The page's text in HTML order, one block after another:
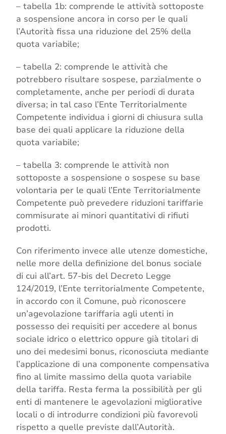
– tabella 1b: comprende le attività sottoposte
a sospensione ancora in corso per le quali
l’Autorità fissa una riduzione del 25% della
quota variabile;
– tabella 2: comprende le attività che
potrebbero risultare sospese, parzialmente o
completamente, anche per periodi di durata
diversa; in tal caso l’Ente Territorialmente
Competente individua i giorni di chiusura sulla
base dei quali applicare la riduzione della
quota variabile;
– tabella 3: comprende le attività non
sottoposte a sospensione o sospese su base
volontaria per le quali l’Ente Territorialmente
Competente può prevedere riduzioni tariffarie
commisurate ai minori quantitativi di rifiuti
prodotti.
Con riferimento invece alle utenze domestiche,
nelle more della definizione del bonus sociale
di cui all’art. 57-bis del Decreto Legge
124/2019, l’Ente territorialmente Competente,
in accordo con il Comune, può riconoscere
un’agevolazione tariffaria agli utenti in
possesso dei requisiti per accedere al bonus
sociale idrico o elettrico oppure già titolari di
uno dei medesimi bonus, riconosciuta mediante
l’applicazione di una componente compensativa
fino al limite massimo della quota variabile
della tariffa. Resta ferma la possibilità per gli
enti di mantenere le agevolazioni migliorative
locali o di introdurre condizioni più favorevoli
rispetto a quelle previste dall’Autorità.